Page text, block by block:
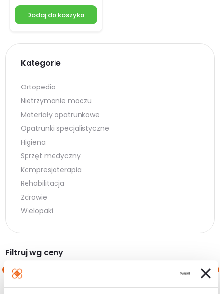
Dodaj do koszyka
Kategorie
Ortopedia
Nietrzymanie moczu
Materiały opatrunkowe
Opatrunki specjalistyczne
Higiena
Sprzęt medyczny
Kompresjoterapia
Rehabilitacja
Zdrowie
Wielopaki
Filtruj wg ceny